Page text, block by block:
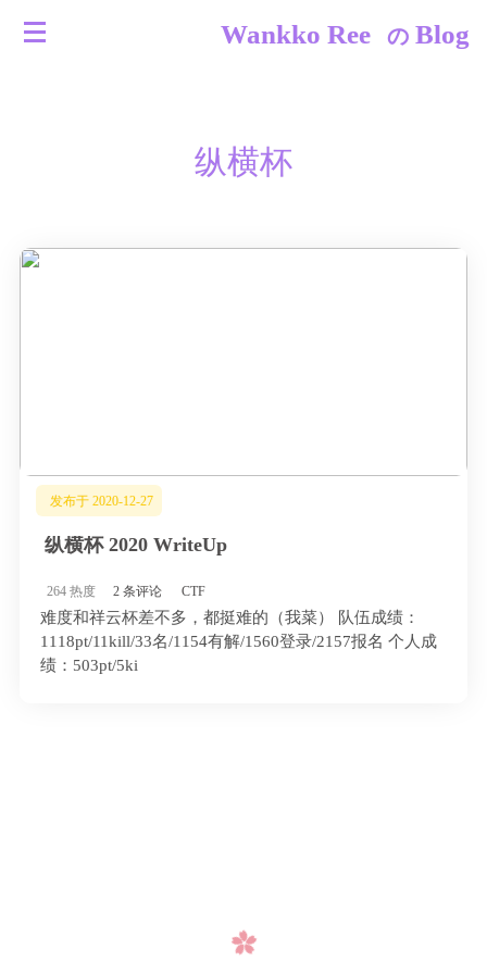
Wankko Ree の Blog
纵横杯
发布于 2020-12-27
纵横杯 2020 WriteUp
264 热度 2 条评论 CTF
难度和祥云杯差不多，都挺难的（我菜） 队伍成绩：
1118pt/11kill/33名/1154有解/1560登录/2157报名 个人成
绩：503pt/5ki